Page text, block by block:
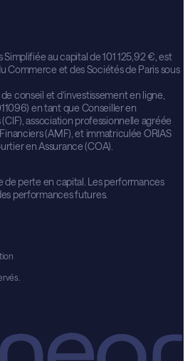
au capital de 101 125,92 €, est
Commerce et des Sociétés de Paris sous
conseil et d’investissement en ligne,
en tant que Conseiller en
association professionnelle agréée
(AMF), et immatriculée ORIAS
en Assurance (COA).
de perte en capital. Les performances
performances futures.